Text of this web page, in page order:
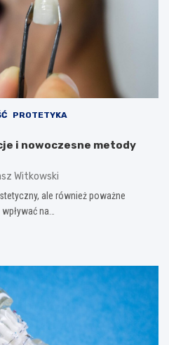
PROTETYKA
i nowoczesne metody
Witkowski
ale również poważne
na…